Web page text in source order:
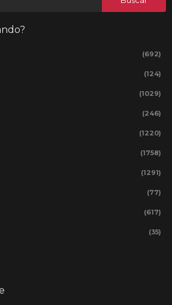
(692)
(124)
(1029)
(246)
(1220)
(1758)
(1291)
(77)
(617)
(35)